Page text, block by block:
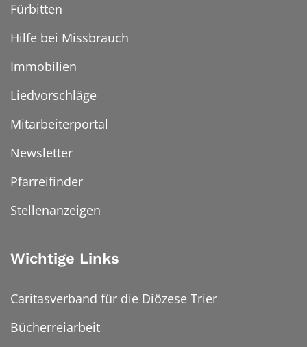
Fürbitten
Hilfe bei Missbrauch
Immobilien
Liedvorschläge
Mitarbeiterportal
Newsletter
Pfarreifinder
Stellenanzeigen
Wichtige Links
Caritasverband für die Diözese Trier
Bücherreiarbeit